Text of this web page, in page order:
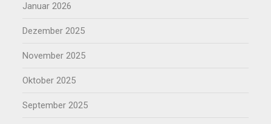
Januar 2026
Dezember 2025
November 2025
Oktober 2025
September 2025